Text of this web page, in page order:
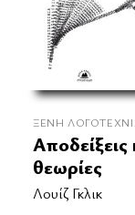
ΞΈΝΗ
Αποδείξεις
θεωρίες
Λουίζ Γκλικ